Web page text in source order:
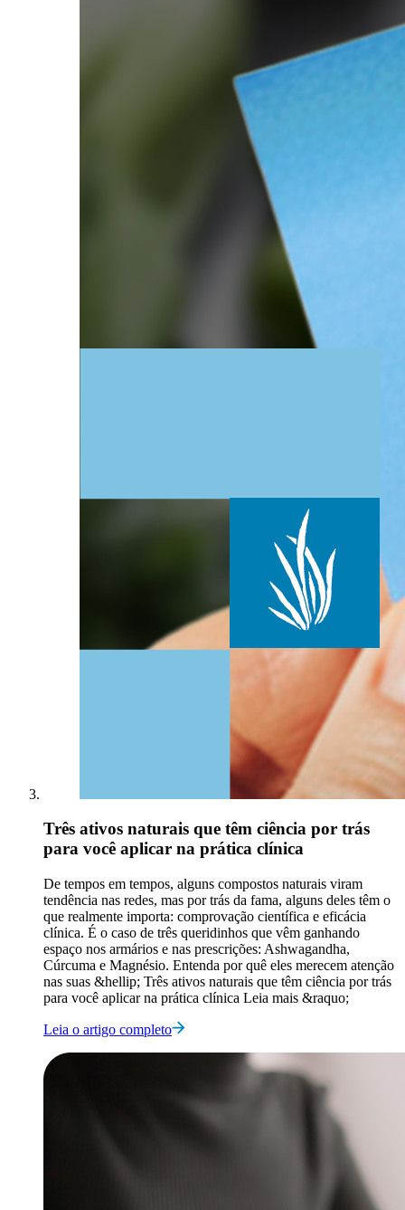
Três ativos naturais que têm ciência por trás
para você aplicar na prática clínica
De tempos em tempos, alguns compostos naturais viram
tendência nas redes, mas por trás da fama, alguns deles têm o
que realmente importa: comprovação científica e eficácia
clínica. É o caso de três queridinhos que vêm ganhando
espaço nos armários e nas prescrições: Ashwagandha,
Cúrcuma e Magnésio. Entenda por quê eles merecem atenção
nas suas &hellip; Três ativos naturais que têm ciência por trás
para você aplicar na prática clínica Leia mais &raquo;
Leia o artigo completo